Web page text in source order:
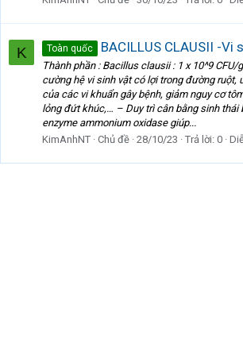
K Toàn quốc BACILLUS CLAUSII -Vi
Thành phần : Bacillus clausii : 1 x 10^9 CFU/
cường hệ vi sinh vật có lợi trong đường ruột,
của các vi khuẩn gây bệnh, giảm nguy cơ
lỏng đứt khúc,… – Duy trì cân bằng sinh thái
enzyme ammonium oxidase giúp...
KimAnhNT Chủ đề 28/10/23 Trả lời: 0